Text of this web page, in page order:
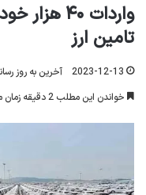
واردات ۴۰
تامین ارز
2023-12-13 آخرین به روز رسانی: 2023-
خواندن این مطلب 2 دقیقه زمان میبرد